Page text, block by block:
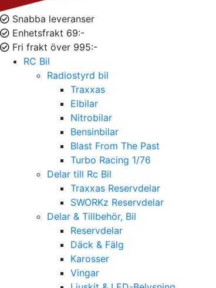
Snabba leveranser
Enhetsfrakt 69:-
Fri frakt över 995:-
RC Bil
Radiostyrd bil
Traxxas
Elbilar
Nitrobilar
Bensinbilar
Blast From The Past
Turbo Racing 1/76
Delar till Rc Bil
Traxxas Reservdelar
SWORKz Reservdelar
Delar & Tillbehör, Bil
Reservdelar
Däck & Fälg
Karosser
Vingar